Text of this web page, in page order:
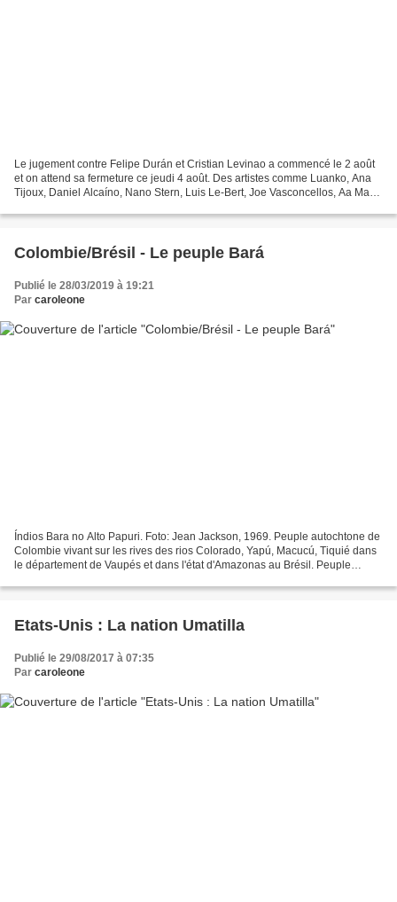
Le jugement contre Felipe Durán et Cristian Levinao a commencé le 2 août
et on attend sa fermeture ce jeudi 4 août. Des artistes comme Luanko, Ana
Tijoux, Daniel Alcaíno, Nano Stern, Luis Le-Bert, Joe Vasconcellos, Aa Marie
Colombie/Brésil - Le peuple Bará
Publié le 28/03/2019 à 19:21
Par caroleone
Índios Bara no Alto Papuri. Foto: Jean Jackson, 1969. Peuple autochtone de
Colombie vivant sur les rives des rios Colorado, Yapú, Macucú, Tiquié dans
le département de Vaupés et dans l'état d'Amazonas au Brésil. Peuple
Etats-Unis : La nation Umatilla
Publié le 29/08/2017 à 07:35
Par caroleone